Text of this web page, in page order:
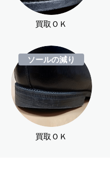
買取ＯＫ
ソールの減り
買取ＯＫ